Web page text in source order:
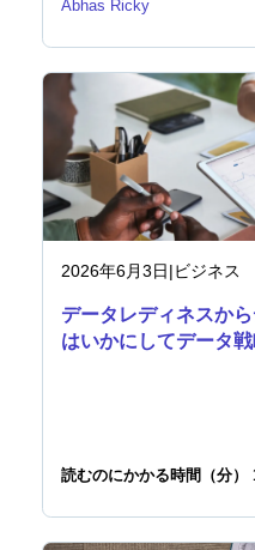
教育
ニュースルーム
Abhas Ricky
2026年6月3日|ビジネス
データレディネスか
はいかにしてデータ
読むのにかかる時間（分）